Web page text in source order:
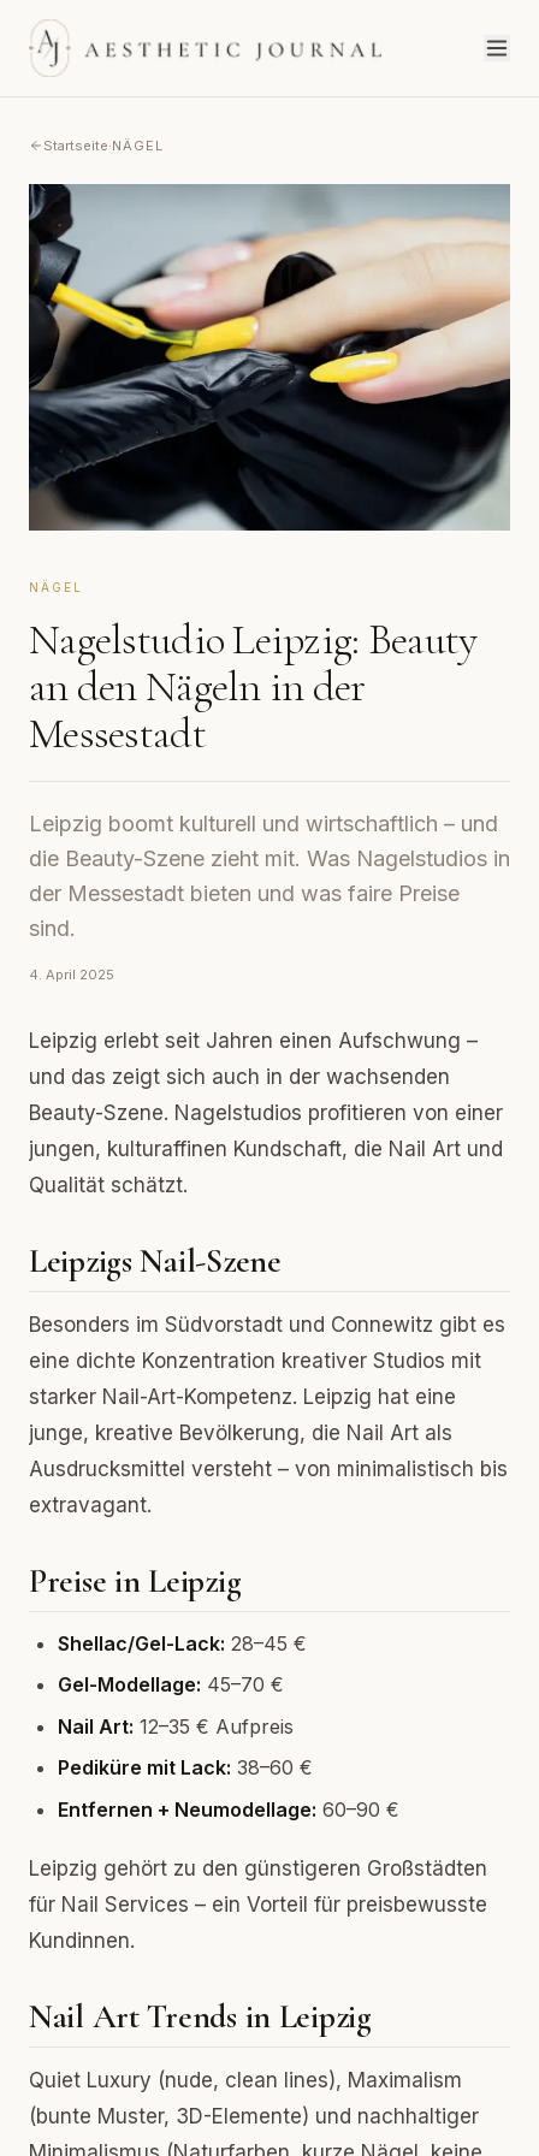
Startseite·NÄGEL
NÄGEL
Nagelstudio Leipzig: Beauty
an den Nägeln in der
Messestadt
Leipzig boomt kulturell und wirtschaftlich – und
die Beauty-Szene zieht mit. Was Nagelstudios in
der Messestadt bieten und was faire Preise
sind.
4. April 2025
Leipzig erlebt seit Jahren einen Aufschwung –
und das zeigt sich auch in der wachsenden
Beauty-Szene. Nagelstudios profitieren von einer
jungen, kulturaffinen Kundschaft, die Nail Art und
Qualität schätzt.
Leipzigs Nail-Szene
Besonders im Südvorstadt und Connewitz gibt es
eine dichte Konzentration kreativer Studios mit
starker Nail-Art-Kompetenz. Leipzig hat eine
junge, kreative Bevölkerung, die Nail Art als
Ausdrucksmittel versteht – von minimalistisch bis
extravagant.
Preise in Leipzig
Shellac/Gel-Lack: 28–45 €
Gel-Modellage: 45–70 €
Nail Art: 12–35 € Aufpreis
Pediküre mit Lack: 38–60 €
Entfernen + Neumodellage: 60–90 €
Leipzig gehört zu den günstigeren Großstädten
für Nail Services – ein Vorteil für preisbewusste
Kundinnen.
Nail Art Trends in Leipzig
Quiet Luxury (nude, clean lines), Maximalism
(bunte Muster, 3D-Elemente) und nachhaltiger